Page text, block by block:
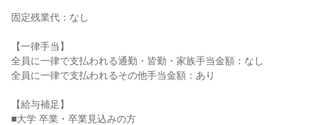
固定残業代：なし
【一律手当】
全員に一律で支払われる通勤・皆勤・家族手当金額：なし
全員に一律で支払われるその他手当金額：あり
【給与補足】
■大学 卒業・卒業見込みの方